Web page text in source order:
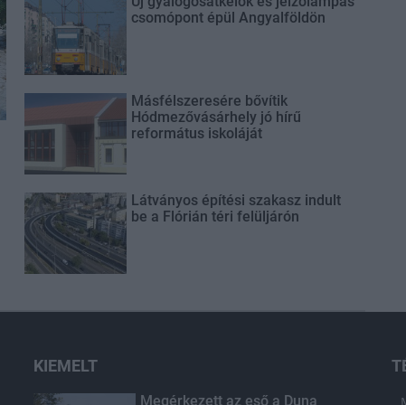
csomópont épül Angyalföldön
Másfélszeresére bővítik
Hódmezővásárhely jó hírű
református iskoláját
Látványos építési szakasz indult
be a Flórián téri felüljárón
KIEMELT
Megérkezett az eső a Duna